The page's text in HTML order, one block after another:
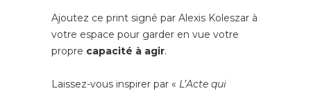
de
prix :
à
Ajoutez ce print signé par Alexis Koleszar à
votre espace pour garder en vue votre
propre capacité à agir.
Laissez-vous inspirer par « L’Acte qui